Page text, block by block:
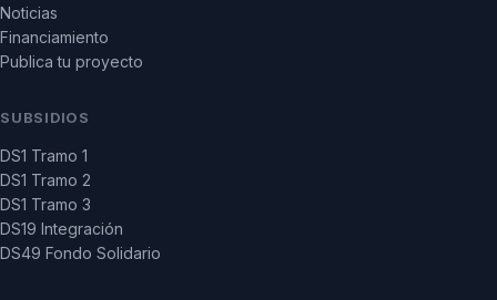
Noticias
Financiamiento
Publica tu proyecto
SUBSIDIOS
DS1 Tramo 1
DS1 Tramo 2
DS1 Tramo 3
DS19 Integración
DS49 Fondo Solidario